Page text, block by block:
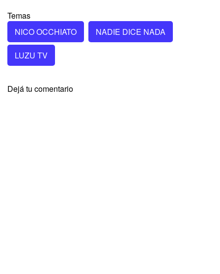
Temas
NICO OCCHIATO
NADIE DICE NADA
LUZU TV
Dejá tu comentario